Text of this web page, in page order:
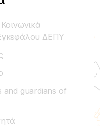
ΔΕΠΥ
and guardians of